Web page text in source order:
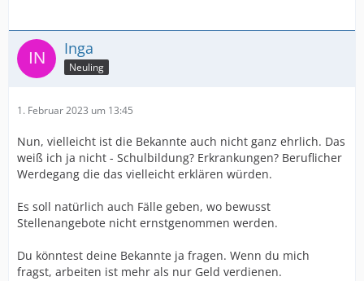
Inga
Neuling
1. Februar 2023 um 13:45
Nun, vielleicht ist die Bekannte auch nicht ganz ehrlich. Das
weiß ich ja nicht - Schulbildung? Erkrankungen? Beruflicher
Werdegang die das vielleicht erklären würden.
Es soll natürlich auch Fälle geben, wo bewusst
Stellenangebote nicht ernstgenommen werden.
Du könntest deine Bekannte ja fragen. Wenn du mich
fragst, arbeiten ist mehr als nur Geld verdienen.